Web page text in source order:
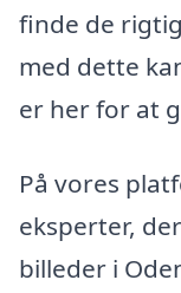
finde de
med dette
er her for at
På vores
eksperter,
billeder i